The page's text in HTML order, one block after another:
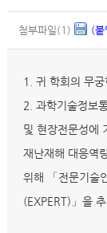
첨부파일(1) (붙
1. 귀 학회의 무
2. 과학기술정보
및 현장전문성에
재난재해 대응역
위해 「전문기술
(EXPERT)」을